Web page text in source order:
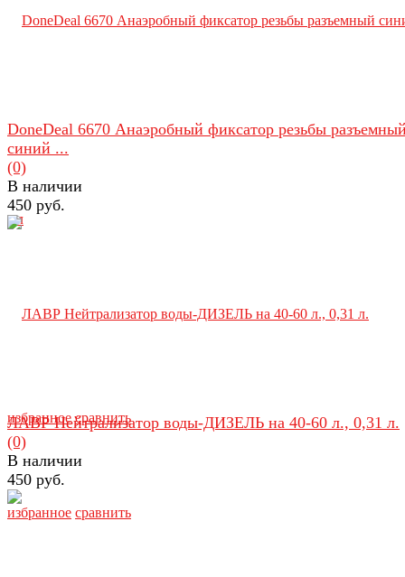
избранное сравнить
DoneDeal 6670 Анаэробный фиксатор резьбы
синий ...
(0)
В наличии
450 руб.
избранное сравнить
ЛАВР Нейтрализатор воды-ДИЗЕЛЬ на 40-60 л., 0,31 л.
(0)
В наличии
450 руб.